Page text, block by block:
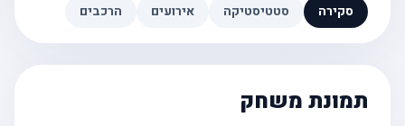
סקירה סטטיסטיקה אירועים הרכבים
תמונת משחק